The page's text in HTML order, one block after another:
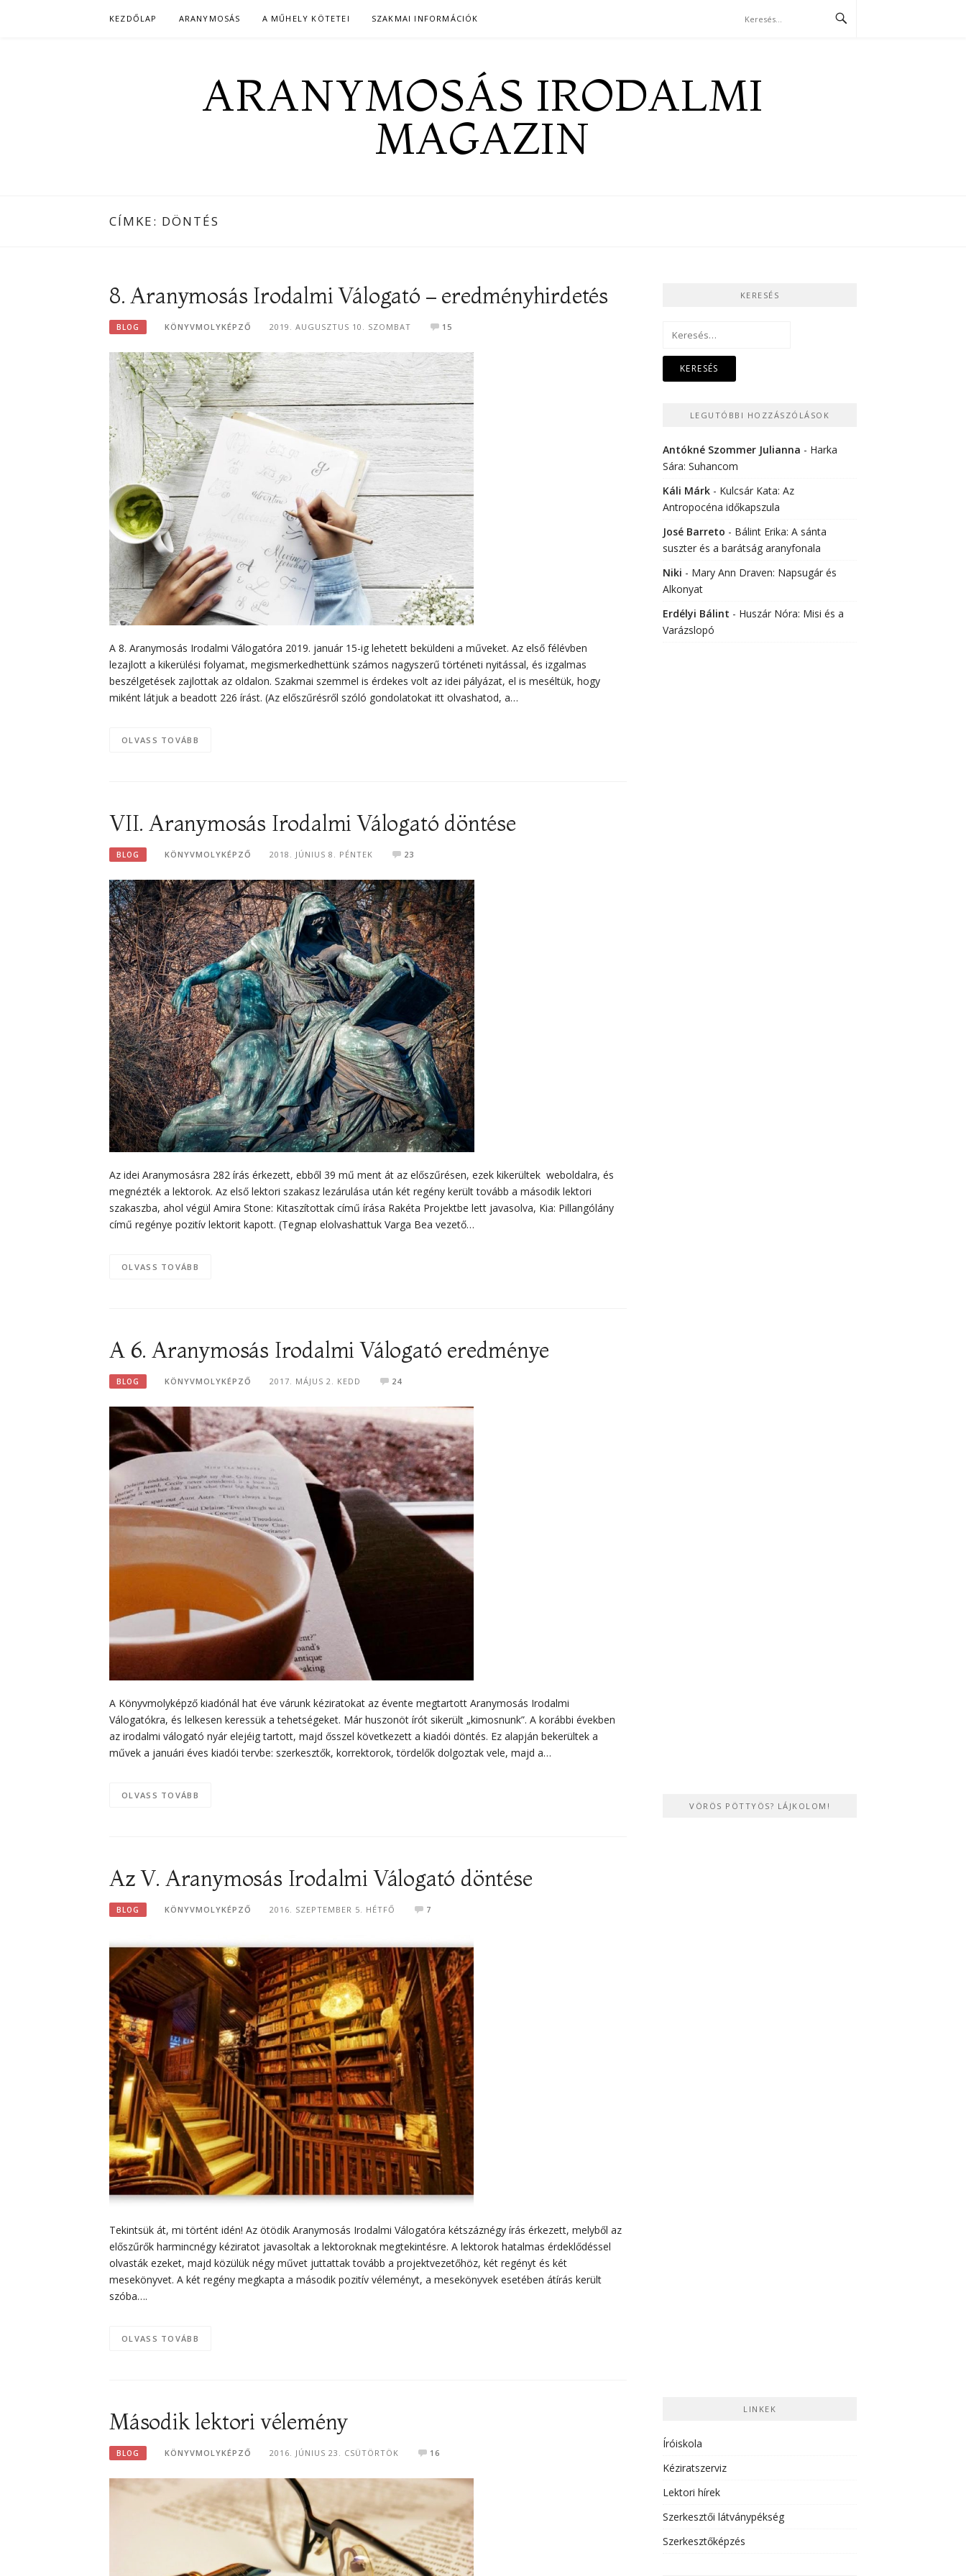
KEZDŐLAP ARANYMOSÁS A MŰHELY KÖTETEI SZAKMAI INFORMÁCIÓK
ARANYMOSÁS IRODALMI
MAGAZIN
CÍMKE: DÖNTÉS
8. Aranymosás Irodalmi Válogató – eredményhirdetés
BLOG KÖNYVMOLYKÉPZŐ 2019. AUGUSZTUS 10. SZOMBAT 15
A 8. Aranymosás Irodalmi Válogatóra 2019. január 15-ig lehetett beküldeni a műveket. Az első félévben
lezajlott a kikerülési folyamat, megismerkedhettünk számos nagyszerű történeti nyitással, és izgalmas
beszélgetések zajlottak az oldalon. Szakmai szemmel is érdekes volt az idei pályázat, el is meséltük, hogy
miként látjuk a beadott 226 írást. (Az előszűrésről szóló gondolatokat itt olvashatod, a…
OLVASS TOVÁBB
VII. Aranymosás Irodalmi Válogató döntése
BLOG KÖNYVMOLYKÉPZŐ 2018. JÚNIUS 8. PÉNTEK 23
Az idei Aranymosásra 282 írás érkezett, ebből 39 mű ment át az előszűrésen, ezek kikerültek weboldalra, és
megnézték a lektorok. Az első lektori szakasz lezárulása után két regény került tovább a második lektori
szakaszba, ahol végül Amira Stone: Kitaszítottak című írása Rakéta Projektbe lett javasolva, Kia: Pillangólány
című regénye pozitív lektorit kapott. (Tegnap elolvashattuk Varga Bea vezető…
OLVASS TOVÁBB
A 6. Aranymosás Irodalmi Válogató eredménye
BLOG KÖNYVMOLYKÉPZŐ 2017. MÁJUS 2. KEDD 24
A Könyvmolyképző kiadónál hat éve várunk kéziratokat az évente megtartott Aranymosás Irodalmi
Válogatókra, és lelkesen keressük a tehetségeket. Már huszonöt írót sikerült „kimosnunk”. A korábbi években
az irodalmi válogató nyár elejéig tartott, majd ősszel következett a kiadói döntés. Ez alapján bekerültek a
művek a januári éves kiadói tervbe: szerkesztők, korrektorok, tördelők dolgoztak vele, majd a…
OLVASS TOVÁBB
Az V. Aranymosás Irodalmi Válogató döntése
BLOG KÖNYVMOLYKÉPZŐ 2016. SZEPTEMBER 5. HÉTFŐ 7
Tekintsük át, mi történt idén! Az ötödik Aranymosás Irodalmi Válogatóra kétszáznégy írás érkezett, melyből az
előszűrők harmincnégy kéziratot javasoltak a lektoroknak megtekintésre. A lektorok hatalmas érdeklődéssel
olvasták ezeket, majd közülük négy művet juttattak tovább a projektvezetőhöz, két regényt és két
mesekönyvet. A két regény megkapta a második pozitív véleményt, a mesekönyvek esetében átírás került
szóba….
OLVASS TOVÁBB
Második lektori vélemény
BLOG KÖNYVMOLYKÉPZŐ 2016. JÚNIUS 23. CSÜTÖRTÖK 16
KERESÉS
Keresés:
LEGUTÓBBI HOZZÁSZÓLÁSOK
Antókné Szommer Julianna - Harka
Sára: Suhancom
Káli Márk - Kulcsár Kata: Az
Antropocéna időkapszula
José Barreto - Bálint Erika: A sánta
suszter és a barátság aranyfonala
Niki - Mary Ann Draven: Napsugár és
Alkonyat
Erdélyi Bálint - Huszár Nóra: Misi és a
Varázslopó
VÖRÖS PÖTTYÖS? LÁJKOLOM!
LINKEK
Íróiskola
Kéziratszerviz
Lektori hírek
Szerkesztői látványpékség
Szerkesztőképzés